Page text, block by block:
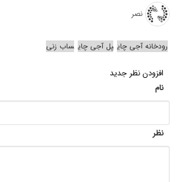
نصر
رودخانه آجی چای پل آجی چای ساب زنی
افزودن نظر جدید
نام
نظر